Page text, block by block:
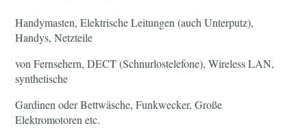
Handymasten, Elektrische Leitungen (auch Unterputz),
Handys, Netzteile
von Fernsehern, DECT (Schnurlostelefone), Wireless LAN,
synthetische
Gardinen oder Bettwäsche, Funkwecker, Große
Elektromotoren etc.